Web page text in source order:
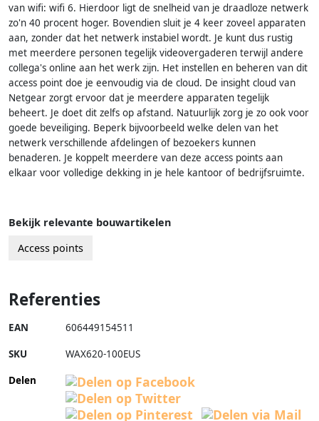
van wifi: wifi 6. Hierdoor ligt de snelheid van je draadloze netwerk
zo'n 40 procent hoger. Bovendien sluit je 4 keer zoveel apparaten
aan, zonder dat het netwerk instabiel wordt. Je kunt dus rustig
met meerdere personen tegelijk videovergaderen terwijl andere
collega's online aan het werk zijn. Het instellen en beheren van dit
access point doe je eenvoudig via de cloud. De insight cloud van
Netgear zorgt ervoor dat je meerdere apparaten tegelijk
beheert. Je doet dit zelfs op afstand. Natuurlijk zorg je zo ook voor
goede beveiliging. Beperk bijvoorbeeld welke delen van het
netwerk verschillende afdelingen of bezoekers kunnen
benaderen. Je koppelt meerdere van deze access points aan
elkaar voor volledige dekking in je hele kantoor of bedrijfsruimte.
Bekijk relevante bouwartikelen
Access points
Referenties
EAN 606449154511
SKU WAX620-100EUS
Delen